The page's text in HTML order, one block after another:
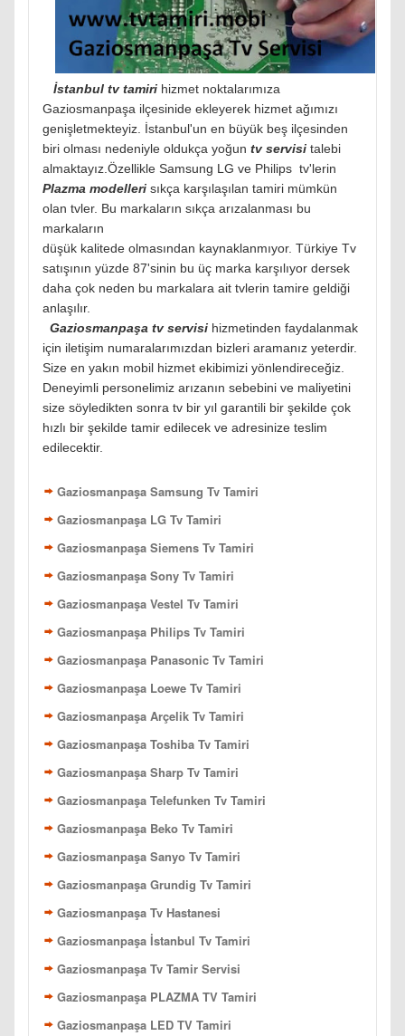
İstanbul tv tamiri hizmet noktalarımıza
Gaziosmanpaşa ilçesinide ekleyerek hizmet ağımızı
genişletmekteyiz. İstanbul'un en büyük beş ilçesinden
biri olması nedeniyle oldukça yoğun tv servisi talebi
almaktayız.Özellikle Samsung LG ve Philips tv'lerin
Plazma modelleri sıkça karşılaşılan tamiri mümkün
olan tvler. Bu markaların sıkça arızalanması bu
markaların
düşük kalitede olmasından kaynaklanmıyor. Türkiye Tv
satışının yüzde 87'sinin bu üç marka karşılıyor dersek
daha çok neden bu markalara ait tvlerin tamire geldiği
anlaşılır.
Gaziosmanpaşa tv servisi hizmetinden faydalanmak
için iletişim numaralarımızdan bizleri aramanız yeterdir.
Size en yakın mobil hizmet ekibimizi yönlendireceğiz.
Deneyimli personelimiz arızanın sebebini ve maliyetini
size söyledikten sonra tv bir yıl garantili bir şekilde çok
hızlı bir şekilde tamir edilecek ve adresinize teslim
edilecektir.
Gaziosmanpaşa Samsung Tv Tamiri
Gaziosmanpaşa LG Tv Tamiri
Gaziosmanpaşa Siemens Tv Tamiri
Gaziosmanpaşa Sony Tv Tamiri
Gaziosmanpaşa Vestel Tv Tamiri
Gaziosmanpaşa Philips Tv Tamiri
Gaziosmanpaşa Panasonic Tv Tamiri
Gaziosmanpaşa Loewe Tv Tamiri
Gaziosmanpaşa Arçelik Tv Tamiri
Gaziosmanpaşa Toshiba Tv Tamiri
Gaziosmanpaşa Sharp Tv Tamiri
Gaziosmanpaşa Telefunken Tv Tamiri
Gaziosmanpaşa Beko Tv Tamiri
Gaziosmanpaşa Sanyo Tv Tamiri
Gaziosmanpaşa Grundig Tv Tamiri
Gaziosmanpaşa Tv Hastanesi
Gaziosmanpaşa İstanbul Tv Tamiri
Gaziosmanpaşa Tv Tamir Servisi
Gaziosmanpaşa PLAZMA TV Tamiri
Gaziosmanpaşa LED TV Tamiri